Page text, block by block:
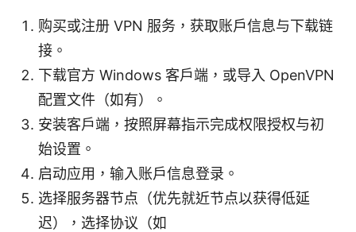
购买或注册 VPN 服务，获取账户信息与下载链
接。
下载官方 Windows 客户端，或导入 OpenVPN
配置文件（如有）。
安装客户端，按照屏幕指示完成权限授权与初
始设置。
启动应用，输入账户信息登录。
选择服务器节点（优先就近节点以获得低延
迟），选择协议（如